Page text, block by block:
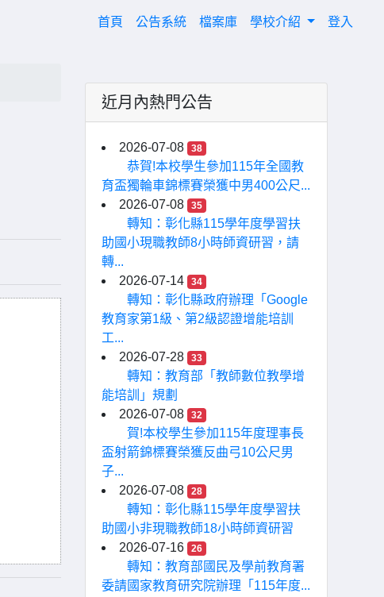
首頁 (current)
公告系統 檔案庫 學校介紹 登入
近月內熱門公告
2026-07-08 38
恭賀!本校學生參加115年全國教
育盃獨輪車錦標賽榮獲中男400公尺...
2026-07-08
35
轉知：彰化縣115學年度學習扶
助國小現職教師8小時師資研習，請
轉...
2026-07-14
34
轉知：彰化縣政府辦理「Google
教育家第1級、第2級認證增能培訓
工...
2026-07-28
33
轉知：教育部「教師數位教學增
能培訓」規劃
2026-07-08
32
賀!本校學生參加115年度理事長
盃射箭錦標賽榮獲反曲弓10公尺男
子...
2026-07-08
28
轉知：彰化縣115學年度學習扶
助國小非現職教師18小時師資研習
2026-07-16
26
轉知：教育部國民及學前教育署
委請國家教育研究院辦理「115年度...